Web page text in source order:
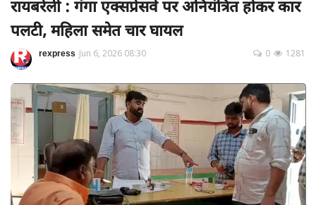
Contact
Terms & Conditions
रोजगार समाचार
About US
Privacy Policy
App verify
समस्या
रायबरेली : गंगा एक्सप्रेसवे पर अनियंत्रित होकर कार
पलटी, महिला समेत चार घायल
rexpress Jun 6, 2026 08:30 1281
0